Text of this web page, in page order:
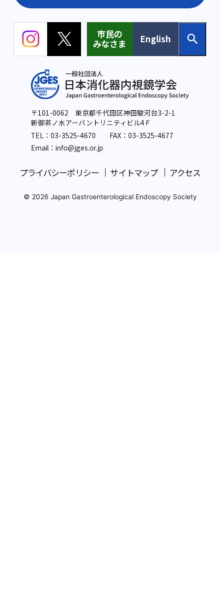
市民の
みなさま
English
〒101-0062 東京都千代田区神田駿河台3-2-1
新御茶ノ水アーバントリニティビル4Ｆ
TEL：03-3525-4670 FAX：03-3525-4677
Email：info@jges.or.jp
プライバシーポリシー サイトマップ アクセス
© 2026 Japan Gastroenterological Endoscopy Society